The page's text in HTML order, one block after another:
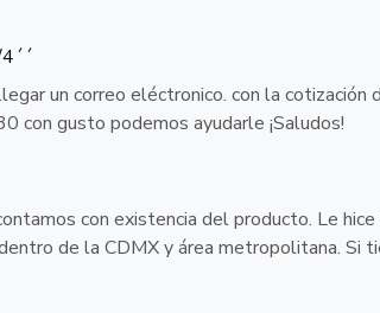
un correo eléctronico. con la cotización
gusto podemos ayudarle ¡Saludos!
con existencia del producto. Le
de la CDMX y área metropolitana. Si